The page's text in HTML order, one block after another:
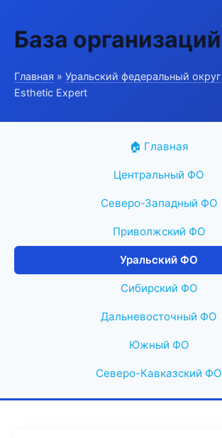
База организаций
Главная » Уральский федеральный округ
Esthetic Expert
🏠 Главная
Центральный ФО
Северо-Западный ФО
Приволжский ФО
Уральский ФО
Сибирский ФО
Дальневосточный ФО
Южный ФО
Северо-Кавказский ФО